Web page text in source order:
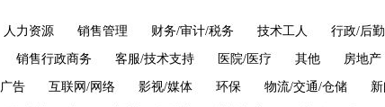
人力资源 销售管理 财务/审计/税务 技术工人 行政/后勤
销售行政商务 客服/技术支持 医院/医疗 其他 房地产
广告 互联网/网络 影视/媒体 环保 物流/交通/仓储